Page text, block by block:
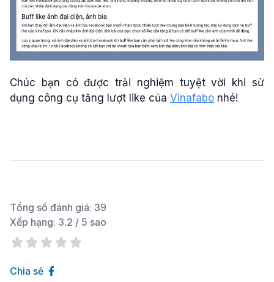
Chúc bạn có được trải nghiệm tuyệt vời khi sử
dụng công cụ tăng lượt like của Vinafabo nhé!
Tổng số đánh giá: 39
Xếp hạng: 3.2 / 5 sao
Chia sẻ